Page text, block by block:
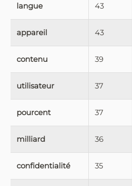
langue 43
appareil 43
contenu 39
utilisateur 37
pourcent 37
milliard 36
confidentialité 35